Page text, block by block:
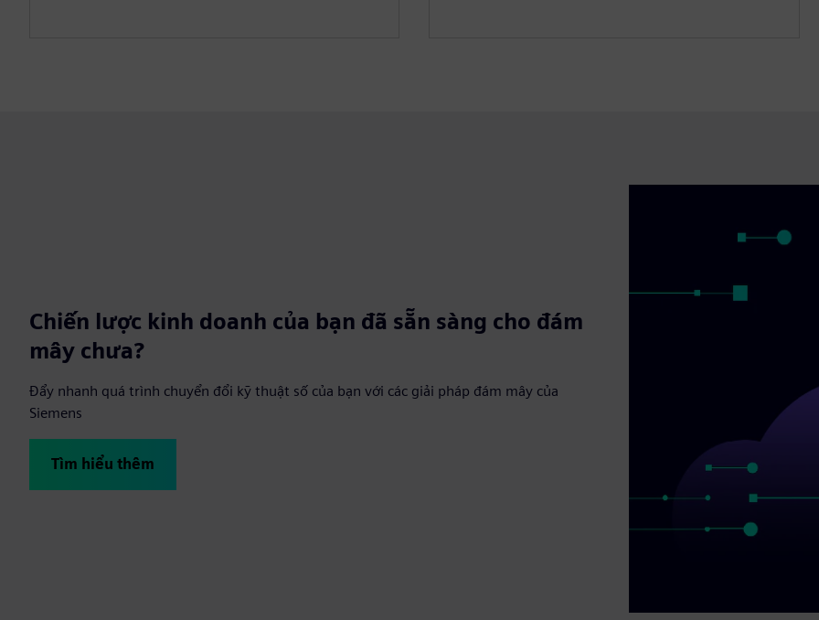
Chiến lược kinh doanh của bạn đã sẵn sàng cho đám
mây chưa?
Đẩy nhanh quá trình chuyển đổi kỹ thuật số của bạn với các giải pháp đám mây của
Siemens
Tìm hiểu thêm